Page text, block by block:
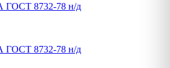
ГОСТ 8732-78 н/д
ГОСТ 8732-78 н/д